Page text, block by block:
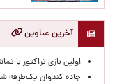
آخرین عناوین
اولین بازی تراکتور با
جاده کندوان یک‌طرفه